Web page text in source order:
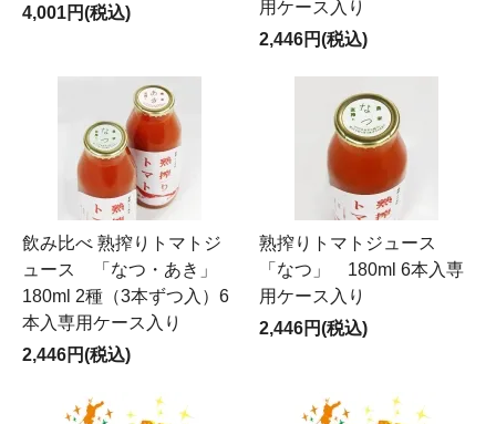
4,001円(税込)
用ケース入り
2,446円(税込)
飲み比べ 熟搾りトマトジ
ュース 「なつ・あき」
180ml 2種（3本ずつ入）6
本入専用ケース入り
2,446円(税込)
熟搾りトマトジュース
「なつ」 180ml 6本入専
用ケース入り
2,446円(税込)